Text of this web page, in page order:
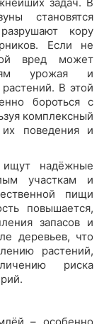
становятся
кору
Если не
вред может
урожая и
В этой
бороться с
комплексный
поведения и
надёжные
участкам и
пищи
повышается,
запасов и
деревьев, что
растений,
риска